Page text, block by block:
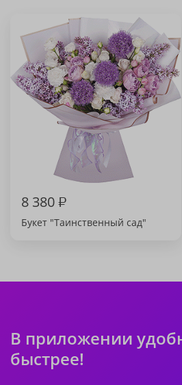
8 380₽
Букет "Таинственный сад"
В приложении
быстрее!